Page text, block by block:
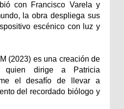
con Francisco Varela y
la obra despliega sus
escénico con luz y
(2023) es una creación de
quien dirige a Patricia
el desafío de llevar a
del recordado biólogo y